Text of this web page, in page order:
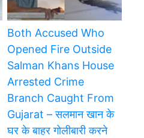
Both Accused Who
Opened Fire Outside
Salman Khans House
Arrested Crime
Branch Caught From
Gujarat – सलमान खान के
घर के बाहर गोलीबारी करने